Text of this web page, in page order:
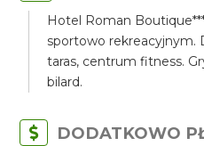
Hotel Roman
sportowo rekreacyjnym.
taras, centrum fitness.
bilard.
DODATKOWO